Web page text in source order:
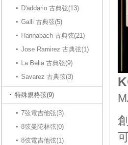
D'addario 古典弦(13)
Galli 古典弦(5)
Hannabach 古典弦(21)
Jose Ramirez 古典弦(1)
La Bella 古典弦(9)
Savarez 古典弦(3)
特殊規格弦(9)
7弦電吉他弦(3)
8弦曼陀林弦(0)
8弦電吉他弦(1)